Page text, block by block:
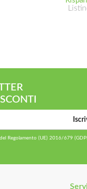
Regolamento (UE) 2016/679